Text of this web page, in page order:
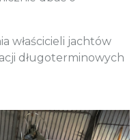
właścicieli jachtów
długoterminowych